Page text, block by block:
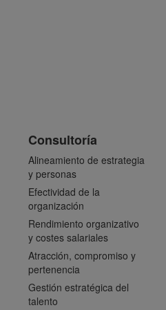
Consultoría
Alineamiento de estrategia
y personas
Efectividad de la
organización
Rendimiento organizativo
y costes salariales
Atracción, compromiso y
pertenencia
Gestión estratégica del
talento